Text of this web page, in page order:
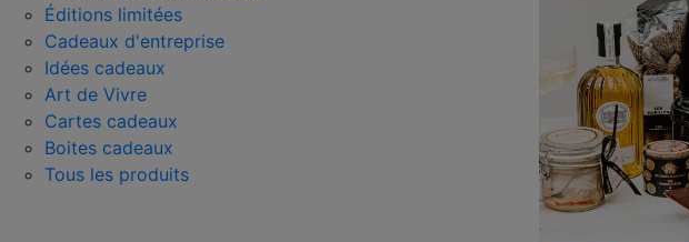
Éditions limitées
Cadeaux d'entreprise
Idées cadeaux
Art de Vivre
Cartes cadeaux
Boites cadeaux
Tous les produits